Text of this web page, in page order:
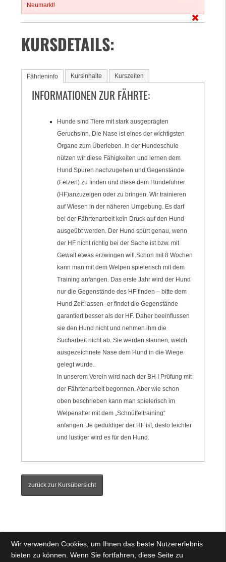
Neumarkt!
KURSDETAILS:
Fährteninfo Kursinhalte Kurszeiten
INFORMATIONEN ZUR FÄHRTE:
Hunde sind Tiere mit stark ausgeprägten
Geruchsinn. Die Nase ist eines der wichtigsten
Organe zum Überleben. In der Hundeschule
nützen wir diese Fähigkeiten und lernen dem
Hund Spuren nachzugehen und Gegenstände
(Fetzerl) zu finden und diese dem Hundeführer
(HF)anzuzeigen oder zu bringen. Wir trainieren
auf Wiesen in der näheren Umgebung. Es darf
bei der Fährtenarbeit kein Druck auf den Hund
ausgeübt werden. Der Hund spürt genau, wenn
der HF nicht richtig bei der Sache ist bzw. mit
Gewalt etwas erzwingen will.Schon mit 8 Wochen
kann man mit dem Welpen spielerisch mit dem
Training anfangen. Das erste Jahr wird der Hund
nur die Gegenstände des HF finden – bitte dem
Hund Zeit lassen- er findet die Gegenstände
garantiert besser als der HF. Daher beeinflussen
sie den Hund nicht und nehmen ihm die
Sucharbeit nicht ab. Sie werden staunen, welch
ausgezeichnete Nase dem Hund in die Wiege
gelegt wurde.
In unserem Verein wird nach der BH I Prüfung mit
der Fährtenarbeit begonnen. Aber wie schon
oben beschrieben kann man spielerisch im
Welpenalter mit dem „Schnüffeltraining“
anfangen. Je geduldiger der HF ist, desto leichter
und lustiger wird es für den Hund.
zurück zur Kursübersicht
Wir verwenden Cookies, um Ihnen das beste Nutzererlebnis
bieten zu können. Wenn Sie fortfahren, diese Seite zu